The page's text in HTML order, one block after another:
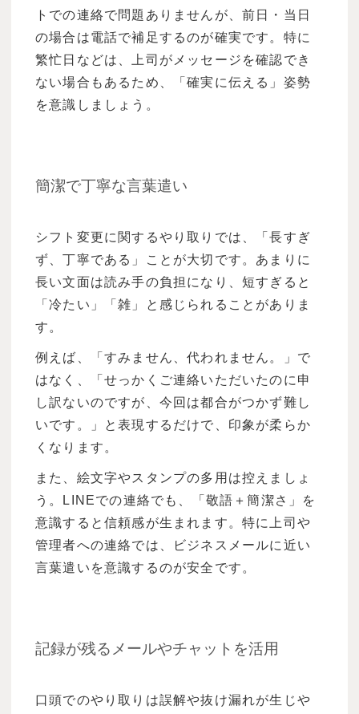
トでの連絡で問題ありませんが、前日・当日
の場合は電話で補足するのが確実です。特に
繁忙日などは、上司がメッセージを確認でき
ない場合もあるため、「確実に伝える」姿勢
を意識しましょう。
簡潔で丁寧な言葉遣い
シフト変更に関するやり取りでは、「長すぎ
ず、丁寧である」ことが大切です。あまりに
長い文面は読み手の負担になり、短すぎると
「冷たい」「雑」と感じられることがありま
す。
例えば、「すみません、代われません。」で
はなく、「せっかくご連絡いただいたのに申
し訳ないのですが、今回は都合がつかず難し
いです。」と表現するだけで、印象が柔らか
くなります。
また、絵文字やスタンプの多用は控えましょ
う。LINEでの連絡でも、「敬語＋簡潔さ」を
意識すると信頼感が生まれます。特に上司や
管理者への連絡では、ビジネスメールに近い
言葉遣いを意識するのが安全です。
記録が残るメールやチャットを活用
口頭でのやり取りは誤解や抜け漏れが生じや